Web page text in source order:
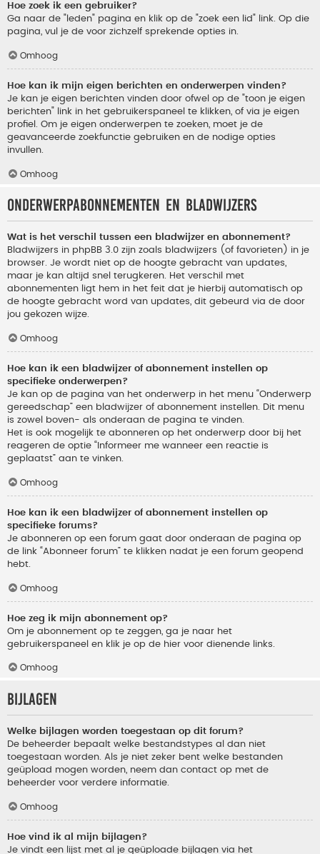
Hoe zoek ik een gebruiker?
Ga naar de "leden" pagina en klik op de "zoek een lid" link. Op die
pagina, vul je de voor zichzelf sprekende opties in.
Omhoog
Hoe kan ik mijn eigen berichten en onderwerpen vinden?
Je kan je eigen berichten vinden door ofwel op de "toon je eigen
berichten" link in het gebruikerspaneel te klikken, of via je eigen
profiel. Om je eigen onderwerpen te zoeken, moet je de
geavanceerde zoekfunctie gebruiken en de nodige opties
invullen.
Omhoog
Onderwerpabonnementen en bladwijzers
Wat is het verschil tussen een bladwijzer en abonnement?
Bladwijzers in phpBB 3.0 zijn zoals bladwijzers (of favorieten) in je
browser. Je wordt niet op de hoogte gebracht van updates,
maar je kan altijd snel terugkeren. Het verschil met
abonnementen ligt hem in het feit dat je hierbij automatisch op
de hoogte gebracht word van updates, dit gebeurd via de door
jou gekozen wijze.
Omhoog
Hoe kan ik een bladwijzer of abonnement instellen op
specifieke onderwerpen?
Je kan op de pagina van het onderwerp in het menu “Onderwerp
gereedschap” een bladwijzer of abonnement instellen. Dit menu
is zowel boven- als onderaan de pagina te vinden.
Het is ook mogelijk te abonneren op het onderwerp door bij het
reageren de optie “Informeer me wanneer een reactie is
geplaatst” aan te vinken.
Omhoog
Hoe kan ik een bladwijzer of abonnement instellen op
specifieke forums?
Je abonneren op een forum gaat door onderaan de pagina op
de link “Abonneer forum” te klikken nadat je een forum geopend
hebt.
Omhoog
Hoe zeg ik mijn abonnement op?
Om je abonnement op te zeggen, ga je naar het
gebruikerspaneel en klik je op de hier voor dienende links.
Omhoog
Bijlagen
Welke bijlagen worden toegestaan op dit forum?
De beheerder bepaalt welke bestandstypes al dan niet
toegestaan worden. Als je niet zeker bent welke bestanden
geüpload mogen worden, neem dan contact op met de
beheerder voor verdere informatie.
Omhoog
Hoe vind ik al mijn bijlagen?
Je vindt een lijst met al je geüploade bijlagen via het